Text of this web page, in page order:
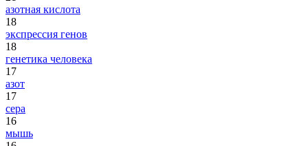
азотная кислота
18
экспрессия генов
18
генетика человека
17
азот
17
сера
16
мышь